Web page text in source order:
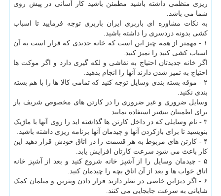
ریزی منظمی داشته باشید مطمئن باشید کار آسانی در پیش روی
شما می باشد.
به نکات مشاوره ای باربری ایران باربری توجه فرمایید تا اسباب
کشی بدونه دردسری را داشته باشید.
۱ - مهمتر از همه چیز این است که خانه جدیدی که قرار است به آن
اسباب کشی کنید را تمیز کنید.
اگر خانه جدیدتان احتیاج به نقاشی و لکه گیری دارد و اگر موکت ها
احتیاج به تمیز شدن دارند آنها را انجام بدهید.
۲ - موقه بسته بندی وسایل توجه کنید که تمامی کالا ها را با هم بسته
بندی نکنید.
وسایل ضروری و غیر ضروری را در کارتن های مخصوص شریف بار
برای اطمینان بیشتر استفاده نمایید.
۳ - نام وسایلی که در داخل کارتن ها گذاشته اید را روی آنها با ماژیک
بنویسید تا برای بازکردن آنها و چیدمان آنها برنامه ریزی داشته باشید.
۴ - کارتن های مربوط به هر قسمت را در اتاق خودش قرار دهید این
کار باعث می شود سرعت کارتان افزایش یابد.
۵ - چیدمان وسایل را از آشپز خانه شروع کنید و بعد از آشپز خانه
اتاق خواب ها و بعد از آن اتاق بچه را چیدمان کنید.
۶ - اگر دیزاین خاصی در نظر دارید قرار دادن ویترین و مبلمان کمک
شایانی به سرعت جابجایی می کنند.